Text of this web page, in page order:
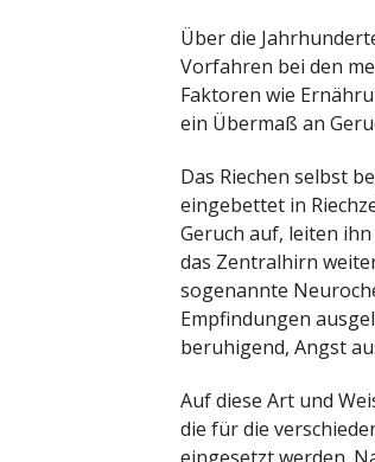
Über die
Vorfahren bei den
Faktoren wie
ein Übermaß an
Das Riechen selbst
eingebettet in
Geruch auf, leiten
das Zentralhirn
sogenannte
Empfindungen
beruhigend, Angst
Auf diese Art und
die für die